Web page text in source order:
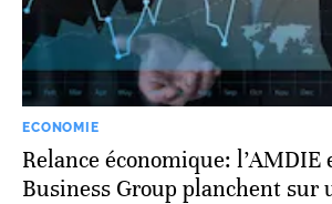
ECONOMIE
Relance économique: l’AMDIE
Business Group planchent sur